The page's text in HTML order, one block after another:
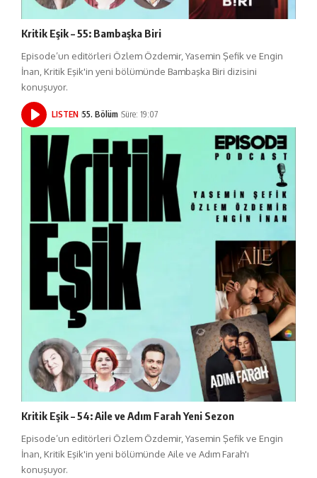
Kritik Eşik – 55: Bambaşka Biri
Episode’un editörleri Özlem Özdemir, Yasemin Şefik ve Engin
İnan, Kritik Eşik'in yeni bölümünde Bambaşka Biri dizisini
konuşuyor.
LISTEN 55. Bölüm Süre: 19:07
Kritik Eşik – 54: Aile ve Adım Farah Yeni Sezon
Episode’un editörleri Özlem Özdemir, Yasemin Şefik ve Engin
İnan, Kritik Eşik'in yeni bölümünde Aile ve Adım Farah'ı
konuşuyor.